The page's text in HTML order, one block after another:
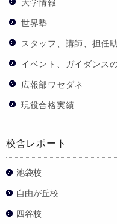
大学情報
世界塾
スタッフ、講師、担任
イベント、ガイダンス
広報部ワセダネ
現役合格実績
校舎レポート
池袋校
自由が丘校
四谷校